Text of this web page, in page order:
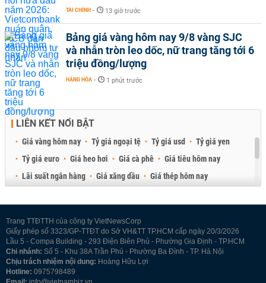
TÀI CHÍNH - 13 giờ trước
Bảng giá vàng hôm nay 9/8 vàng SJC
và nhẫn tròn leo dốc, nữ trang tăng tới 6
triệu đồng/lượng
HÀNG HÓA - 1 phút trước
LIÊN KẾT NỔI BẬT
Giá vàng hôm nay Tỷ giá ngoại tệ Tỷ giá usd
Tỷ giá yen
Tỷ giá euro
Giá heo hơi Giá cà phê
Giá tiêu hôm nay
Lãi suất ngân hàng
Giá xăng dầu
Giá thép hôm nay
Trang TTĐTTH của công ty VietNewsCorp
Giấy phép số 3323/GP-TTĐT do Sở VH&TT TP.HCM cấp ngày 20/3/2026
Lầu 5 - Compa Building - 293 Điện Biên Phủ - Phường Gia Định - TP.HCM
Chi nhánh: Số 5 - Khu 38A Trần Phú - Phường Ba Đình - TP. Hà Nội
Chịu trách nhiệm nội dung: Hoàng Hữu Lợi
Hotline: 0975798489